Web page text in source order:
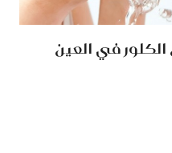
الكلور في العين